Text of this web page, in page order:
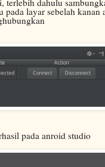
pada layar sebelah
pada anroid studio